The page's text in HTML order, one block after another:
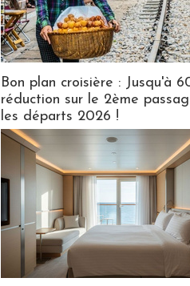
Bon plan croisière : Jusqu'à
réduction sur le 2ème
les départs 2026 !